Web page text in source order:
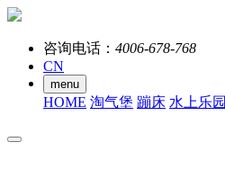
咨询电话： 4006-678-768
CN
menu
HOME 淘气堡 蹦床 水上乐园